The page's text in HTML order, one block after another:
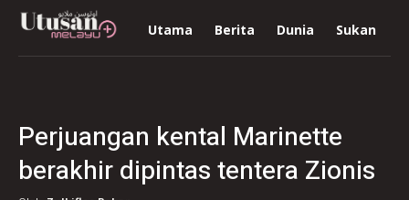
Utama Berita Dunia Sukan
Perjuangan kental Marinette
berakhir dipintas tentera Zionis